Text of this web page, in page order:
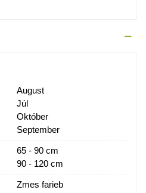
August
Júl
Október
September
65 - 90 cm
90 - 120 cm
Zmes farieb